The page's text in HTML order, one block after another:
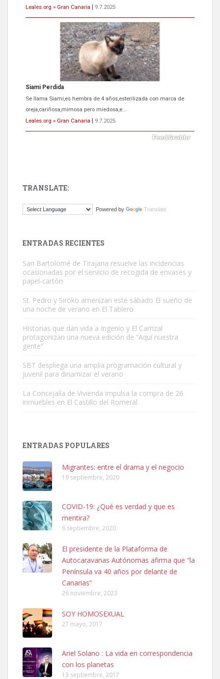
Leales.org » Gran Canaria
9.7.2025
Siami Perdida
Se llama Siami,es hembra de 4 años,esterilizada con marca de
oreja,cariñosa,mimosa pero miedosa,e...
Leales.org » Gran Canaria
9.7.2025
El ayuntamiento se va a llevar a Los Gatos callejeros de la zona los
Este gato macho ha aparecido en la calle hace menos de un mes,
es muy manso y extremadamente cari...
Leales.org » Gran Canaria
Leales.org » Gran Canaria
SHIBA PERDIDO AVDA JOSE MESA Y LOPEZ
PERRO MACHO RAZA SHIBA CON MICROCHIP PERDIDO HOY
06/07/2025 ZONA MESA Y LOPEZ. ES MUY ASUSTADIZO
Leales.org » Gran Canaria
6.7.2025
Ninfa perdida
El día 5 se los perdió una ninfa papillera, asustada tiene miedo a la
TRANSLATE:
Powered by Translate
ENTRADAS RECIENTES
San Bartolomé de Tirajana resuelve las incidencias
ocasionadas por el servicio de recogida de envases y
papel-cartón
St. Pedro y Siroko amenizan este sábado El sueño de
una noche de verano en El Tablero
Historias que dan vida a Ingenio y El Carrizal
protagonizan una nueva edición de “Aquí nuestra
gente”
SBT despliega una amplia programación cultural y
juvenil para dinamizar el verano
La Concejalía de Vivienda impulsa la compra de 26
inmuebles en El Castillo del Romeral
ENTRADAS POPULARES
Migrantes: entre el drama y el negocio
19 septiembre, 2020
COVID-19: ¿Qué es verdad y que es
mentira?
6 septiembre, 2020
El presidente de la Plataforma de
Autocaravanas Autónomas afirma que “la
Península va 40 años por delante de
Canarias”
26 noviembre, 2023
SOY HOMOSEXUAL
27 mayo, 2017
Ariel Solano : La vida en correspondencia
con los planetas
13 septiembre, 2017